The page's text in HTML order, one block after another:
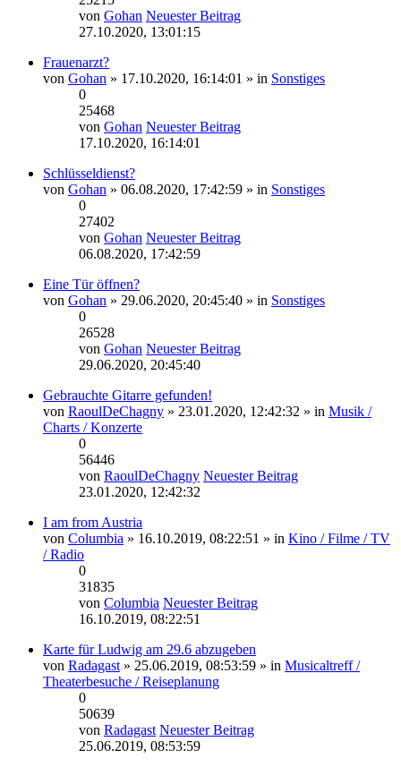
von Gohan Neuester Beitrag
27.10.2020, 13:01:15
Frauenarzt?
von Gohan » 17.10.2020, 16:14:01 » in Sonstiges
0
25468
von Gohan Neuester Beitrag
17.10.2020, 16:14:01
Schlüsseldienst?
von Gohan » 06.08.2020, 17:42:59 » in Sonstiges
0
27402
von Gohan Neuester Beitrag
06.08.2020, 17:42:59
Eine Tür öffnen?
von Gohan » 29.06.2020, 20:45:40 » in Sonstiges
0
26528
von Gohan Neuester Beitrag
29.06.2020, 20:45:40
Gebrauchte Gitarre gefunden!
von RaoulDeChagny » 23.01.2020, 12:42:32 » in Musik /
Charts / Konzerte
0
56446
von RaoulDeChagny Neuester Beitrag
23.01.2020, 12:42:32
I am from Austria
von Columbia » 16.10.2019, 08:22:51 » in Kino / Filme / TV
/ Radio
0
31835
von Columbia Neuester Beitrag
16.10.2019, 08:22:51
Karte für Ludwig am 29.6 abzugeben
von Radagast » 25.06.2019, 08:53:59 » in Musicaltreff /
Theaterbesuche / Reiseplanung
0
50639
von Radagast Neuester Beitrag
25.06.2019, 08:53:59